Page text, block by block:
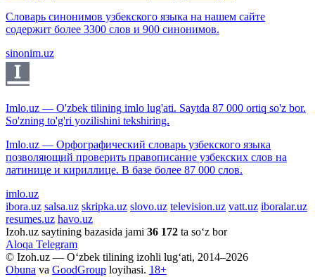
Словарь синонимов узбекского языка на нашем сайте
содержит более 3300 слов и 900 синонимов.
sinonim.uz
Imlo.uz — O'zbek tilining imlo lug'ati. Saytda 87 000 ortiq so'z bor.
So'zning to'g'ri yozilishini tekshiring.
Imlo.uz — Орфографический словарь узбекского языка
позволяющий проверить правописание узбекских слов на
латинице и кириллице. В базе более 87 000 слов.
imlo.uz
ibora.uz salsa.uz skripka.uz slovo.uz television.uz vatt.uz iboralar.uz
resumes.uz havo.uz
Izoh.uz saytining bazasida jami 36 172 ta so‘z bor
Aloqa Telegram
© Izoh.uz — O‘zbek tilining izohli lug‘ati, 2014–2026
Obuna va GoodGroup loyihasi. 18+